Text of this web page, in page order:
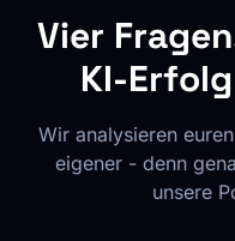
Vier
KI-
Wir analysieren
eigener - denn
unsere